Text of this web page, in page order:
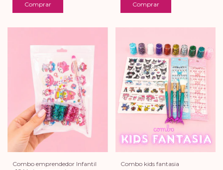
Combo emprendedor Infantil
Combo kids fantasia